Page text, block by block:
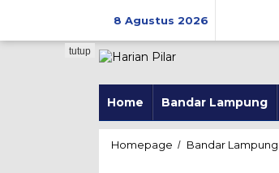
8 Agustus 2026
Home Bandar Lampung
tutup
Homepage / Bandar Lampung